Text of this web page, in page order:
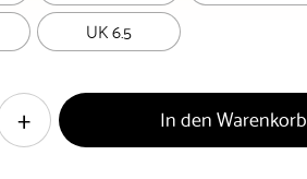
UK 6.5
In den Warenkorb